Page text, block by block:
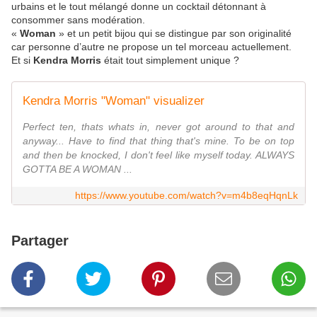
urbains et le tout mélangé donne un cocktail détonnant à
consommer sans modération.
« Woman » et un petit bijou qui se distingue par son originalité
car personne d’autre ne propose un tel morceau actuellement.
Et si Kendra Morris était tout simplement unique ?
Kendra Morris "Woman" visualizer
Perfect ten, thats whats in, never got around to that and
anyway... Have to find that thing that's mine. To be on top
and then be knocked, I don't feel like myself today. ALWAYS
GOTTA BE A WOMAN ...
https://www.youtube.com/watch?v=m4b8eqHqnLk
Partager